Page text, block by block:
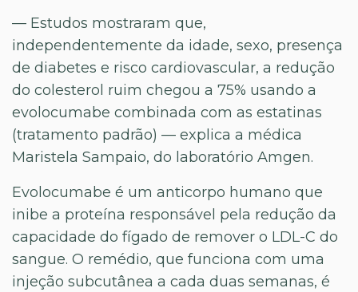
— Estudos mostraram que,
independentemente da idade, sexo, presença
de diabetes e risco cardiovascular, a redução
do colesterol ruim chegou a 75% usando a
evolocumabe combinada com as estatinas
(tratamento padrão) — explica a médica
Maristela Sampaio, do laboratório Amgen.
Evolocumabe é um anticorpo humano que
inibe a proteína responsável pela redução da
capacidade do fígado de remover o LDL-C do
sangue. O remédio, que funciona com uma
injeção subcutânea a cada duas semanas, é